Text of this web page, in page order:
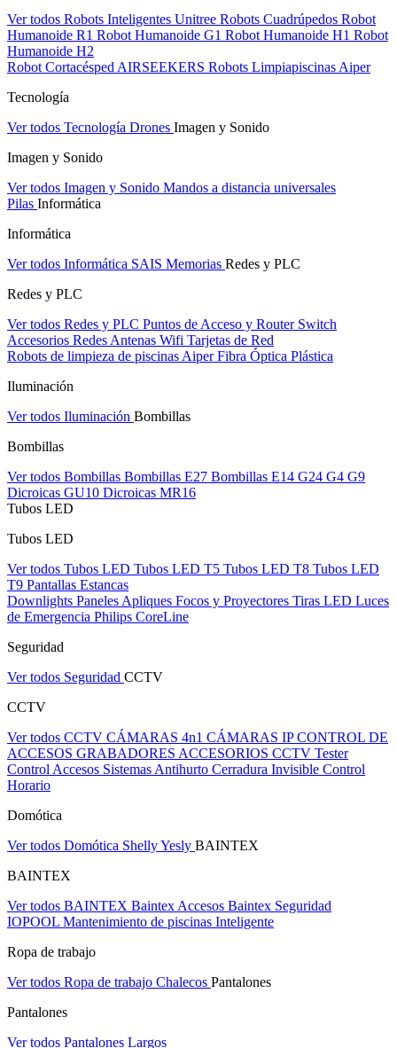
Ver todos Robots Inteligentes Unitree Robots Cuadrúpedos Robot
Humanoide R1 Robot Humanoide G1 Robot Humanoide H1 Robot
Humanoide H2
Robot Cortacésped AIRSEEKERS Robots Limpiapiscinas Aiper
Tecnología
Ver todos Tecnología Drones Imagen y Sonido
Imagen y Sonido
Ver todos Imagen y Sonido Mandos a distancia universales
Pilas Informática
Informática
Ver todos Informática SAIS Memorias Redes y PLC
Redes y PLC
Ver todos Redes y PLC Puntos de Acceso y Router Switch
Accesorios Redes Antenas Wifi Tarjetas de Red
Robots de limpieza de piscinas AiperFibra Óptica Plástica
Iluminación
Ver todos Iluminación Bombillas
Bombillas
Ver todos Bombillas Bombillas E27 Bombillas E14 G24 G4 G9
Dicroicas GU10 Dicroicas MR16
Tubos LED
Tubos LED
Ver todos Tubos LED Tubos LED T5 Tubos LED T8 Tubos LED
T9 Pantallas Estancas
Downlights Paneles Apliques Focos y Proyectores Tiras LED Luces
de Emergencia Philips CoreLine
Seguridad
Ver todos Seguridad CCTV
CCTV
Ver todos CCTV CÁMARAS 4n1 CÁMARAS IPCONTROL DE
ACCESOS GRABADORES ACCESORIOS CCTV Tester
Control Accesos Sistemas Antihurto Cerradura Invisible Control
Horario
Domótica
Ver todos Domótica ShellyYesly BAINTEX
BAINTEX
Ver todos BAINTEX Baintex Accesos Baintex Seguridad
IOPOOL Mantenimiento de piscinas Inteligente
Ropa de trabajo
Ver todos Ropa de trabajo Chalecos Pantalones
Pantalones
Ver todos Pantalones Largos